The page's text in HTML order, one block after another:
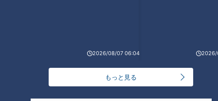
2026/08/07 06:04 2026/
もっと見る
プロ初先発で躍動した！